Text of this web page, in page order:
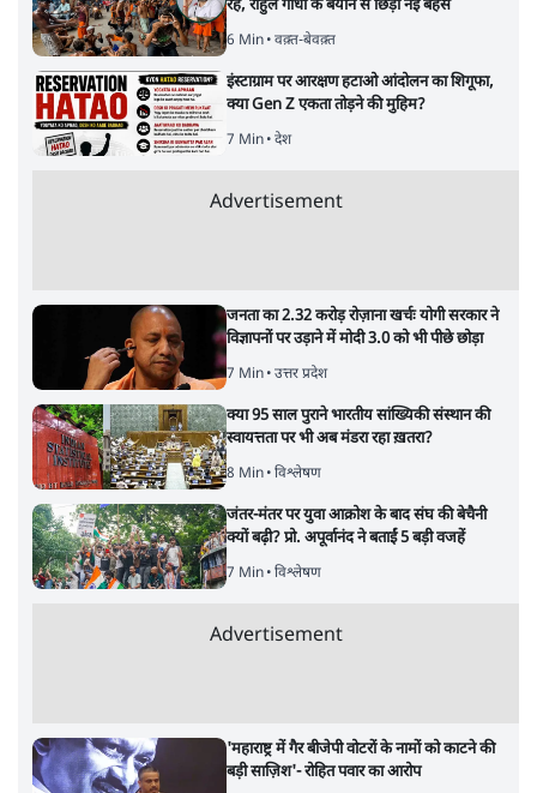
रहे, राहुल गांधी के बयान से छिड़ी नई बहस
6 Min• वक़्त-बेवक़्त
इंस्टाग्राम पर आरक्षण हटाओ आंदोलन का शिगूफा,
क्या Gen Z एकता तोड़ने की मुहिम?
7 Min• देश
Advertisement
जनता का 2.32 करोड़ रोज़ाना खर्चः योगी सरकार ने
विज्ञापनों पर उड़ाने में मोदी 3.0 को भी पीछे छोड़ा
7 Min• उत्तर प्रदेश
क्या 95 साल पुराने भारतीय सांख्यिकी संस्थान की
स्वायत्तता पर भी अब मंडरा रहा ख़तरा?
8 Min• विश्लेषण
जंतर-मंतर पर युवा आक्रोश के बाद संघ की बेचैनी
क्यों बढ़ी? प्रो. अपूर्वानंद ने बताईं 5 बड़ी वजहें
7 Min• विश्लेषण
Advertisement
'महाराष्ट्र में गैर बीजेपी वोटरों के नामों को काटने की
बड़ी साज़िश'- रोहित पवार का आरोप